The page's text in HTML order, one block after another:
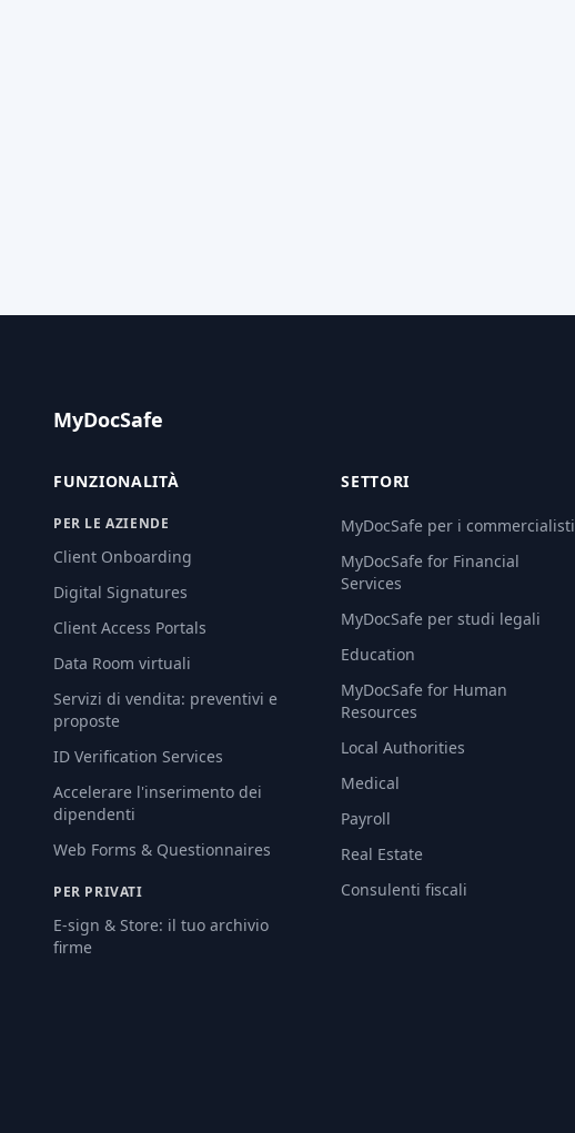
MyDocSafe
FUNZIONALITÀ
PER LE AZIENDE
Client Onboarding
Digital Signatures
Client Access Portals
Data Room virtuali
Servizi di vendita: preventivi e
proposte
ID Verification Services
Accelerare l'inserimento dei
dipendenti
Web Forms & Questionnaires
PER PRIVATI
E-sign & Store: il tuo archivio
firme
SETTORI
MyDocSafe per i commercialisti
MyDocSafe for Financial
Services
MyDocSafe per studi legali
Education
MyDocSafe for Human
Resources
Local Authorities
Medical
Payroll
Real Estate
Consulenti fiscali